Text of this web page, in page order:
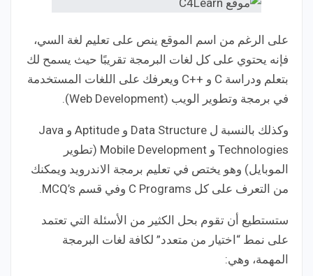
على الرغم من اسم الموقع ينص على تعليم لغة السي،
فإنه يحتوي على كل لغات البرمجة تقريبًا حيث يسمح لك
بتعلم ودراسة C و ++C ويعرفك على اللغات المستخدمة
في برمجة وتطوير الويب (Web Development).
وكذلك بالنسبة ل Data Structure و Aptitude و Java
Technologies و Mobile Development (تطوير
الموبايل) وهو يختص في تعليم برمجة الاندرويد ويمكنك
من التعرف على كل C Programs وفي قسم MCQ’s.
ستستطيع أن تقوم بحل الكثير من الأسئلة التي تعتمد
على نمط “اختيار من متعدد” لكافة لغات البرمجة
المهمة، وهي: